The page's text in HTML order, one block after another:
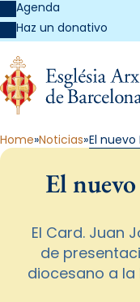
Agenda
Haz un donativo
Home Noticias El
El
El Card. Juan
de
diocesano a la